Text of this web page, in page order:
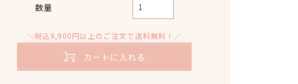
数量
＼税込9,900円以上のご注文で送料無料！／
カートに入れる